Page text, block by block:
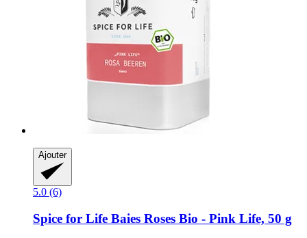
Ajouter
5.0 (6)
Spice for Life Baies Roses Bio -​ Pink Life, 50 g